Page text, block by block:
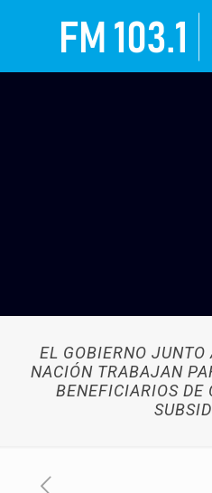
EL GOBIERNO
NACIÓN TRABAJAN
BENEFICIARIOS DE